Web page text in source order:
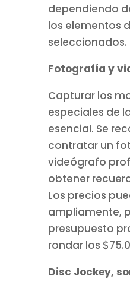
dependiendo
los elementos
seleccionados.
Fotografía y
Capturar los
especiales de
esencial. Se
contratar un
videógrafo
obtener
Los precios
ampliamente,
presupuesto
rondar los
Disc Jockey,